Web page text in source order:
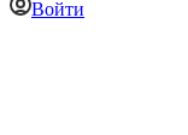
Войти